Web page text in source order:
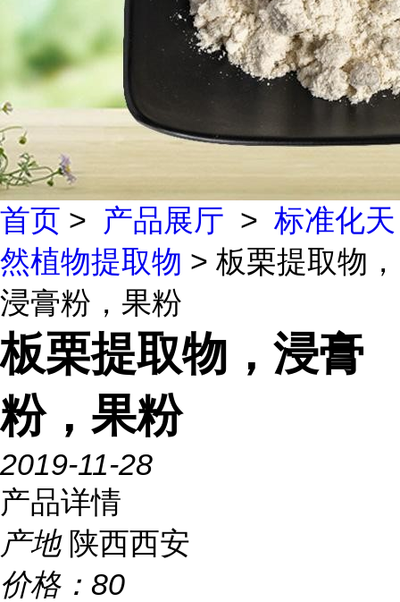
首页 > 产品展厅 > 标准化天
然植物提取物 > 板栗提取物，
浸膏粉，果粉
板栗提取物，浸膏
粉，果粉
2019-11-28
产品详情
产地 陕西西安
价格： 80